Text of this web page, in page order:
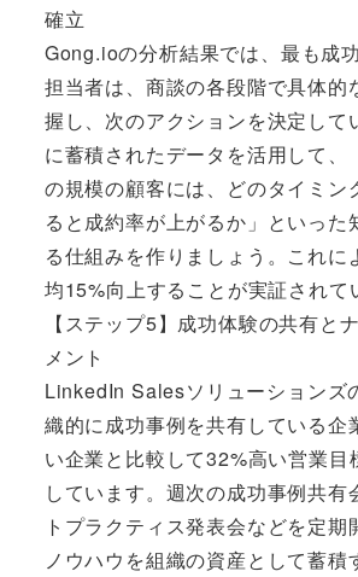
確立
Gong.ioの分析結果では、最も成
担当者は、商談の各段階で具体的
握し、次のアクションを決定して
に蓄積されたデータを活用して、
の規模の顧客には、どのタイミン
ると成約率が上がるか」といった
る仕組みを作りましょう。これに
均15%向上することが実証されて
【ステップ5】成功体験の共有と
メント
LinkedIn Salesソリューションズ
織的に成功事例を共有している企
い企業と比較して32%高い営業目
しています。週次の成功事例共有
トプラクティス発表会などを定期
ノウハウを組織の資産として蓄積